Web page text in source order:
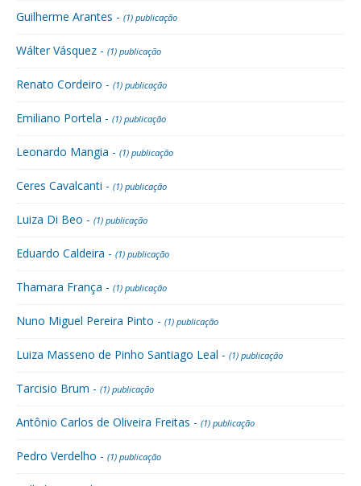
Guilherme Arantes - (1) publicação
Wálter Vásquez - (1) publicação
Renato Cordeiro - (1) publicação
Emiliano Portela - (1) publicação
Leonardo Mangia - (1) publicação
Ceres Cavalcanti - (1) publicação
Luiza Di Beo - (1) publicação
Eduardo Caldeira - (1) publicação
Thamara França - (1) publicação
Nuno Miguel Pereira Pinto - (1) publicação
Luiza Masseno de Pinho Santiago Leal - (1) publicação
Tarcisio Brum - (1) publicação
Antônio Carlos de Oliveira Freitas - (1) publicação
Pedro Verdelho - (1) publicação